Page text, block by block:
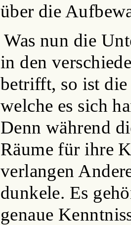
über die
Was nun die
in den
betrifft, so ist
welche es sich
Denn während
Räume für ihre
verlangen
dunkele. Es
genaue